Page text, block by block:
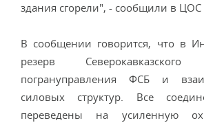
здания сгорели", - сообщили в
В сообщении говорится, что в
резерв Северокавказского
погрануправления ФСБ и
силовых структур. Все
переведены на усиленную